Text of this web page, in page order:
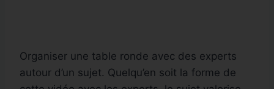
Organiser une table ronde avec des experts
autour d’un sujet. Quelqu’en soit la forme de